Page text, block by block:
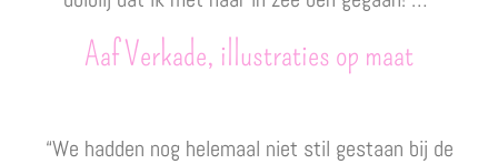
Aaf Verkade, illustraties op maat
“We hadden nog helemaal niet stil gestaan bij de